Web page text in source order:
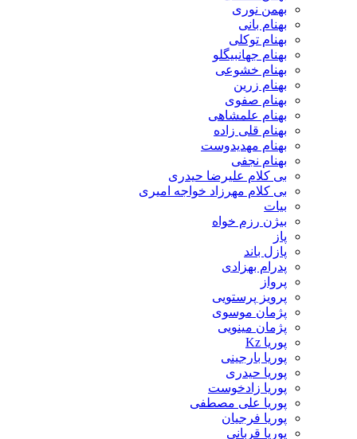
بهمن نوری
بهنام بانی
بهنام توکلی
بهنام جهانبیگلو
بهنام خشوعی
بهنام زرین
بهنام صفوی
بهنام علمشاهی
بهنام قلی زاده
بهنام مهدیدوست
بهنام نجفی
بی کلام علیرضا حیدری
بی کلام مهرزاد خواجه امیری
بیات
بیژن رزم خواه
پاز
پازل باند
پدرام بهزادی
پرواز
پرویز پرستویی
پژمان موسوی
پژمان مینویی
پوریا Kz
پوریا بارجینی
پوریا حیدری
پوریا زادخوست
پوریا علی مصطفی
پوریا فرجیان
پوریا قربانی